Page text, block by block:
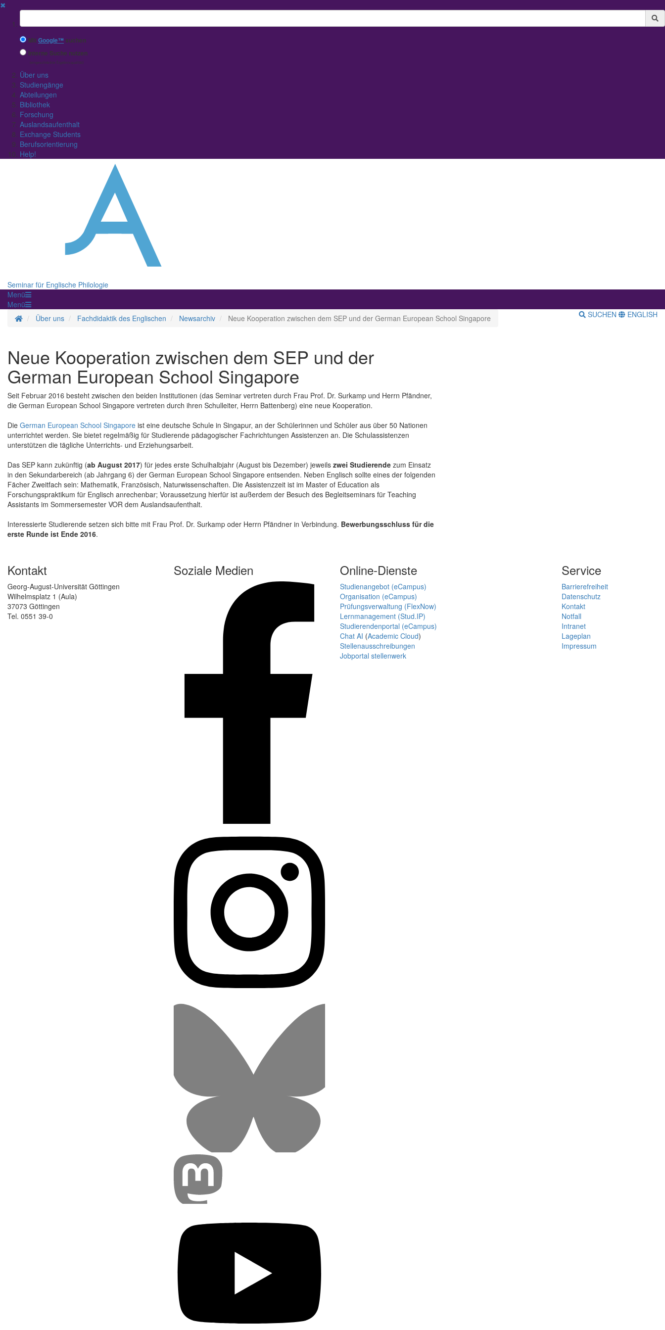
✖
Suchbegriff
MitGoogle™ suchen
Interne Suche nutzen
(eingeschränkte Ergebnisqualität)
Über uns
Studiengänge
Abteilungen
Bibliothek
Forschung
Auslandsaufenthalt
Exchange Students
Berufsorientierung
Help!
Seminar für Englische Philologie
Menü
Menü
StartseiteÜber uns Fachdidaktik des Englischen Newsarchiv Neue Kooperation zwischen dem SEP und der German European School Singapore SUCHEN ENGLISH
Neue Kooperation zwischen dem SEP und der
German European School Singapore
Seit Februar 2016 besteht zwischen den beiden Institutionen (das Seminar vertreten durch Frau Prof. Dr. Surkamp und Herrn Pfändner,
die German European School Singapore vertreten durch ihren Schulleiter, Herrn Battenberg) eine neue Kooperation.
Die German European School Singapore ist eine deutsche Schule in Singapur, an der Schülerinnen und Schüler aus über 50 Nationen
unterrichtet werden. Sie bietet regelmäßig für Studierende pädagogischer Fachrichtungen Assistenzen an. Die Schulassistenzen
unterstützen die tägliche Unterrichts- und Erziehungsarbeit.
Das SEP kann zukünftig (ab August 2017) für jedes erste Schulhalbjahr (August bis Dezember) jeweils zwei Studierende zum Einsatz
in den Sekundarbereich (ab Jahrgang 6) der German European School Singapore entsenden. Neben Englisch sollte eines der folgenden
Fächer Zweitfach sein: Mathematik, Französisch, Naturwissenschaften. Die Assistenzzeit ist im Master of Education als
Forschungspraktikum für Englisch anrechenbar; Voraussetzung hierfür ist außerdem der Besuch des Begleitseminars für Teaching
Assistants im Sommersemester VOR dem Auslandsaufenthalt.
Interessierte Studierende setzen sich bitte mit Frau Prof. Dr. Surkamp oder Herrn Pfändner in Verbindung. Bewerbungsschluss für die
erste Runde ist Ende 2016.
Kontakt
Georg-August-Universität Göttingen
Wilhelmsplatz 1 (Aula)
37073 Göttingen
Tel. 0551 39-0
Soziale Medien Online-Dienste
Studienangebot (eCampus)
Organisation (eCampus)
Prüfungsverwaltung (FlexNow)
Lernmanagement (Stud.IP)
Studierendenportal (eCampus)
Chat AI (Academic Cloud)
Stellenausschreibungen
Jobportal stellenwerk
Service
Barrierefreiheit
Datenschutz
Kontakt
Notfall
Intranet
Lageplan
Impressum